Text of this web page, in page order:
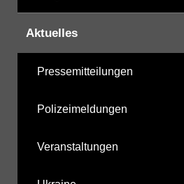
Aktuelles
Pressemitteilungen
Polizeimeldungen
Veranstaltungen